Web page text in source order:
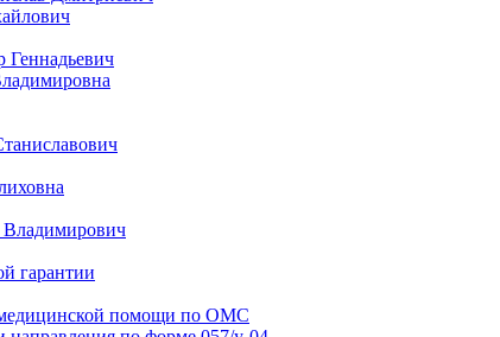
Геннадьевич
Владимирович
гарантии
помощи по ОМС